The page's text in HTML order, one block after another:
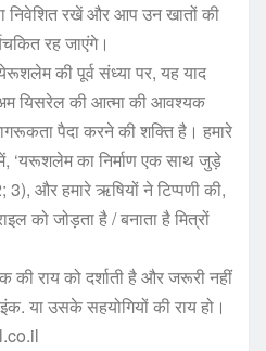
निवेशित रखें और आप उन खातों की
रह जाएंगे।
की पूर्व संध्या पर, यह याद
यिसरेल की आत्मा की आवश्यक
पैदा करने की शक्ति है। हमारे
‘यरूशलेम का निर्माण एक साथ जुड़े
और हमारे ऋषियों ने टिप्पणी की,
को जोड़ता है / बनाता है मित्रों
राय को दर्शाती है और जरूरी नहीं
या उसके सहयोगियों की राय हो।